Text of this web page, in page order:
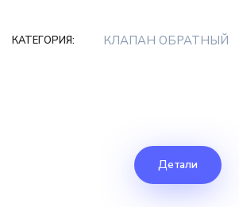
КАТЕГОРИЯ: КЛАПАН ОБРАТНЫЙ
Детали